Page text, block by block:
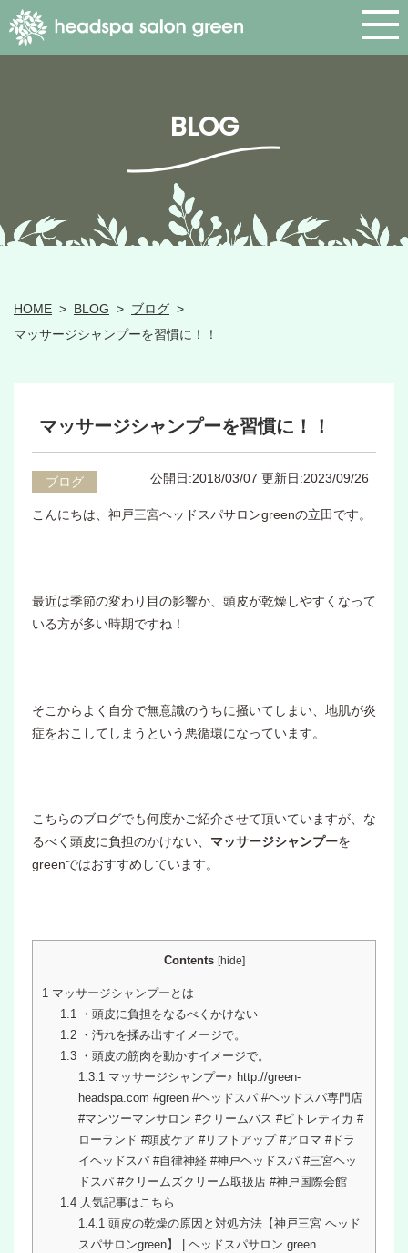
BLOG
HOME > BLOG > ブログ >
マッサージシャンプーを習慣に！！
マッサージシャンプーを習慣に！！
ブログ 公開日:2018/03/07 更新日:2023/09/26
こんにちは、神戸三宮ヘッドスパサロンgreenの立田です。
最近は季節の変わり目の影響か、頭皮が乾燥しやすくなって
いる方が多い時期ですね！
そこからよく自分で無意識のうちに掻いてしまい、地肌が炎
症をおこしてしまうという悪循環になっています。
こちらのブログでも何度かご紹介させて頂いていますが、な
るべく頭皮に負担のかけない、 マッサージシャンプーを
greenではおすすめしています。
Contents [hide]
1 マッサージシャンプーとは
1.1・頭皮に負担をなるべくかけない
1.2・汚れを揉み出すイメージで。
1.3・頭皮の筋肉を動かすイメージで。
1.3.1マッサージシャンプー♪ http://green-
headspa.com #green #ヘッドスパ #ヘッドスパ専門店
#マンツーマンサロン #クリームバス #ピトレティカ #
ローランド #頭皮ケア #リフトアップ #アロマ #ドラ
イヘッドスパ #自律神経 #神戸ヘッドスパ #三宮ヘッ
ドスパ #クリームズクリーム取扱店 #神戸国際会館
1.4人気記事はこちら
1.4.1頭皮の乾燥の原因と対処方法【神戸三宮 ヘッド
スパサロンgreen】 | ヘッドスパサロン green